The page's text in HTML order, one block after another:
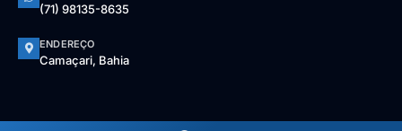
(71) 98135-8635
ENDEREÇO
Camaçari, Bahia